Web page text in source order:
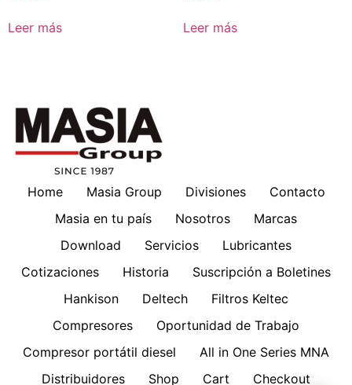
Leer más Leer más
Home Masia Group Divisiones
Contacto
Masia en tu país
Nosotros
Marcas
Download
Servicios
Lubricantes
Cotizaciones
Historia
Suscripción a Boletines
Hankison
Deltech
Filtros Keltec
Compresores
Oportunidad de Trabajo
Compresor portátil diesel
All in One Series MNA
Distribuidores
Shop Cart Checkout